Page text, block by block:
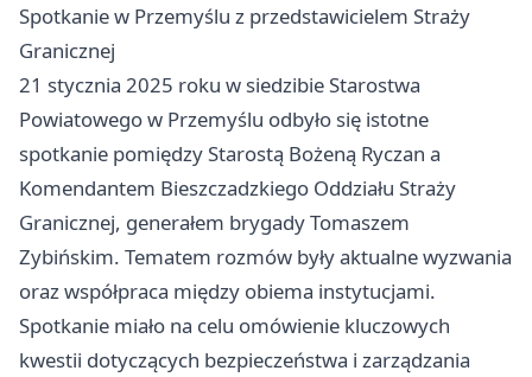
Spotkanie w Przemyślu z przedstawicielem Straży
Granicznej
21 stycznia 2025 roku w siedzibie Starostwa
Powiatowego w Przemyślu odbyło się istotne
spotkanie pomiędzy Starostą Bożeną Ryczan a
Komendantem Bieszczadzkiego Oddziału Straży
Granicznej, generałem brygady Tomaszem
Zybińskim. Tematem rozmów były aktualne wyzwania
oraz współpraca między obiema instytucjami.
Spotkanie miało na celu omówienie kluczowych
kwestii dotyczących bezpieczeństwa i zarządzania